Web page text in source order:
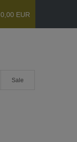
0,00 EUR
Sale